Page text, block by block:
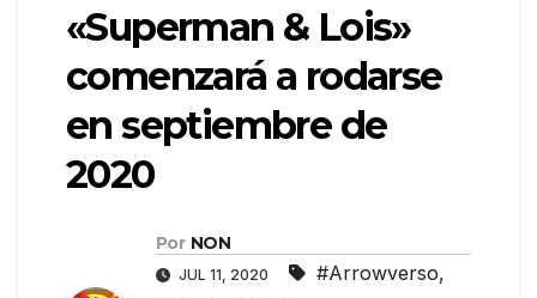
«Superman & Lois»
comenzará a rodarse
en septiembre de
2020
Por NON
JUL 11, 2020 #Arrowverso,